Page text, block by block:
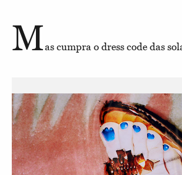
Mas cumpra o dress code das